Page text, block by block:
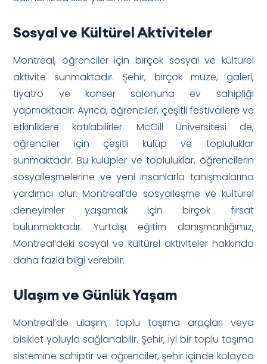
Sosyal ve Kültürel Aktiviteler
Montreal, öğrenciler için birçok sosyal ve kültürel
aktivite sunmaktadır. Şehir, birçok müze, galeri,
tiyatro ve konser salonuna ev sahipliği
yapmaktadır. Ayrıca, öğrenciler, çeşitli festivallere ve
etkinliklere katılabilirler. McGill Üniversitesi de,
öğrenciler için çeşitli kulüp ve topluluklar
sunmaktadır. Bu kulüpler ve topluluklar, öğrencilerin
sosyalleşmelerine ve yeni insanlarla tanışmalarına
yardımcı olur. Montreal’de sosyalleşme ve kültürel
deneyimler yaşamak için birçok fırsat
bulunmaktadır. Yurtdışı eğitim danışmanlığımız,
Montreal’deki sosyal ve kültürel aktiviteler hakkında
daha fazla bilgi verebilir.
Ulaşım ve Günlük Yaşam
Montreal’de ulaşım, toplu taşıma araçları veya
bisiklet yoluyla sağlanabilir. Şehir, iyi bir toplu taşıma
sistemine sahiptir ve öğrenciler, şehir içinde kolayca